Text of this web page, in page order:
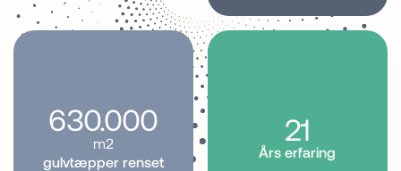
630.000
m2
gulvtæpper renset
21
Års erfaring